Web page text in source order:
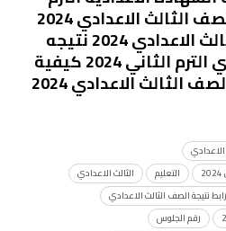
الثاني 2024 نتيجة الصف الثالث الاعدادي 2024
رابط نتيجة الصف الثالث الاعدادي 2024 نتيجه
الصف الثالث الاعدادي الترم الثاني 2024 كيفية
الاعدادي 2024
التعليم
الثالث الاعدادي
رابط نتيجة الصف الثالث الاعدادي
رقم الجلوس